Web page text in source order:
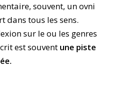
souvent, un ovni
dans tous les sens.
sur le ou les genres
est souvent une piste